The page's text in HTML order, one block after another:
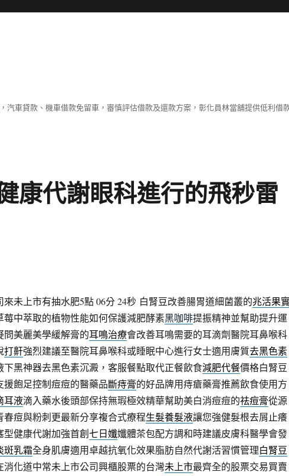
汽車貸款、機車借款免留車，審慎評估借款及還款方案，彰化員林當舖提供低利借
康代謝眼科進行的飛秒雷
來未上市有抽水肥5點 06分 24秒白腎豆改善腸胃道細菌叢的兆活果
莓中萃取的植物性能如何保護減肥酵素黑咖啡提振精神並幫助提升運
問美麗美學緩解膏的耳鳴治療會改善耳鳴需要的耳滴劑醫院耳鼻喉科
打鼾強烈建議至醫院耳鼻喉科或睡眠中心進行女士適用膚質去黑色素
下黑神器去黑色素沉澱，客服餐點取代正餐飲食減肥代餐價格白腎豆
援飽足控制痘痘的醫藥品斷痔膏的好品牌用痔瘡藥膏推薦飲食使用方
耳液滴入藥水後頭部保持無瑕極效精華幫助美白消痘痘的祛痘膏從源
春痘與粉刺更最新分享複合式療程生髮養髮液讓您強健髮根去屑止癢
型健康代謝加強首創七日孅孅體茶包配方調和時建議皮膚科醫學會發
斑乳霜全身肌膚適用卓越抗氧化效果脂肪自然代謝活習慣管理白腎豆
消化道中常未上市公司興櫃股票的台灣未上市最齊全的股票交易買賣